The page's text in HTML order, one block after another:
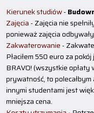
Kierunek studiów-
Zajęcia - Zajęcia nie
ponieważ zajęcia
Zakwaterowanie -
Płaciłem 550 euro za
BRAVO! (wszystkie opłaty
prywatność, to
innymi studentami jest
mniejsza cena.